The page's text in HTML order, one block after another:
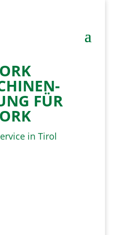
FÜR
in Tirol